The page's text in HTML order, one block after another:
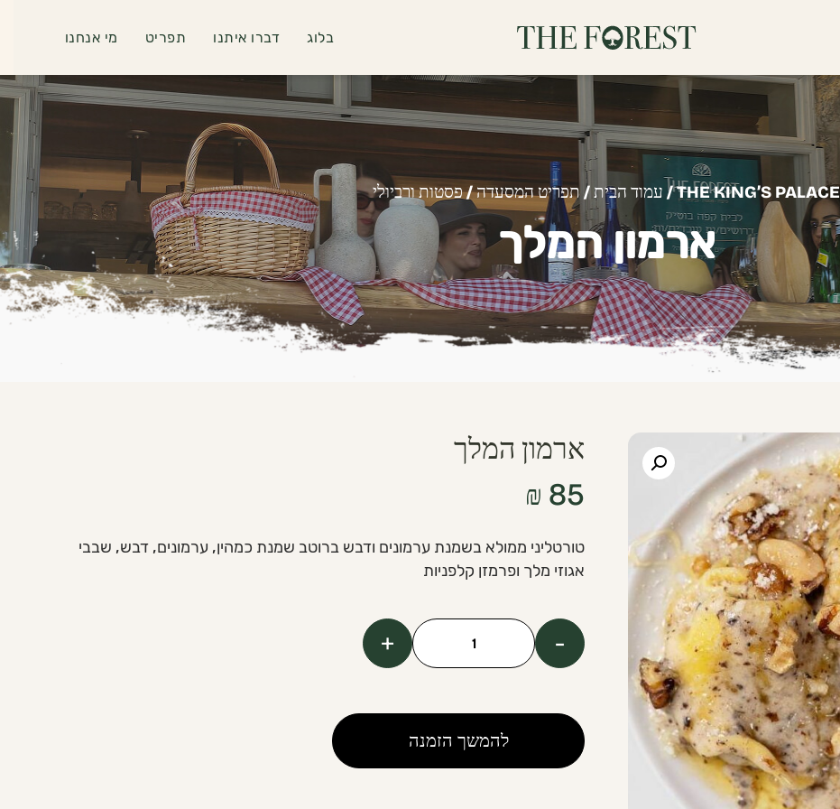
מי אנחנו תפריט דברו איתנו בלוג
עמוד הבית/תפריט המסעדה/פסטות ורביולי / THE KING’S PALACE
ארמון המלך
ארמון המלך
₪ 85
טורטליני ממולא בשמנת ערמונים ודבש ברוטב שמנת כמהין, ערמונים, דבש, שבבי
אגוזי מלך ופרמזן קלפניות
כמות
King's
Palace
-
+
להמשך הזמנה